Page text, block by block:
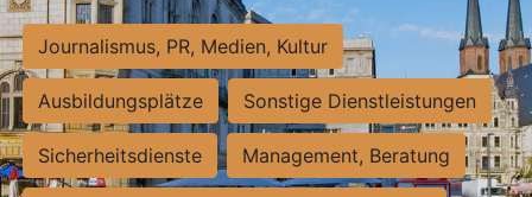
Journalismus, PR, Medien, Kultur
Ausbildungsplätze Sonstige Dienstleistungen
Sicherheitsdienste Management, Beratung